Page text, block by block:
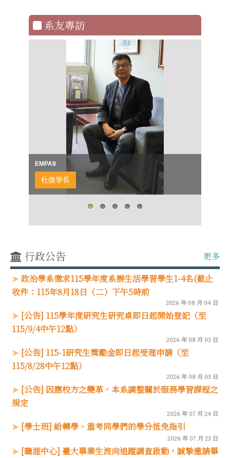
系友專訪
EMPA9
杜微學長
行政公告
更多
政治學系徵求115學年度系辦生活學習學生1-4名(截止
收件：115年8月18日（二）下午5時前
2026 年 08 月 04 日
[公告] 115學年度研究生研究桌即日起開始登記（至
115/9/4中午12點）
2026 年 08 月 03 日
[公告] 115-1研究生獎勵金即日起受理申請（至
115/8/28中午12點）
2026 年 08 月 03 日
[公告] 因應校方之變革，本系調整關於服務學習課程之
規定
2026 年 07 月 24 日
[學士班] 給轉學、重考同學們的學分抵免指引
2026 年 07 月 23 日
[職涯中心] 臺大畢業生流向追蹤調查啟動，誠摯邀請畢